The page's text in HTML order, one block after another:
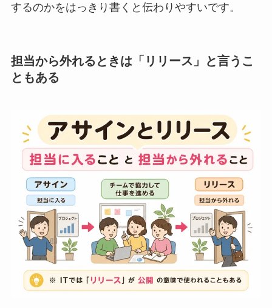
するのかをはっきり書くと伝わりやすいです。
担当から外れるときは「リリース」と言うこ
ともある